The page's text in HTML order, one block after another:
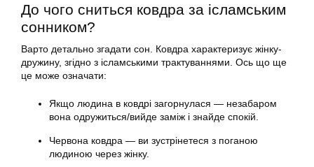
До чого сниться ковдра за ісламським
сонником?
Варто детально згадати сон. Ковдра характеризує жінку-
дружину, згідно з ісламськими трактуваннями. Ось що ще
це може означати:
Якщо людина в ковдрі загорнулася — незабаром
вона одружиться/вийде заміж і знайде спокій.
Червона ковдра — ви зустрінетеся з поганою
людиною через жінку.